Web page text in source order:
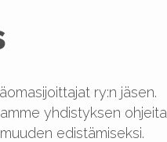
ry:n jäsen.
yhdistyksen ohjeita
edistämiseksi.